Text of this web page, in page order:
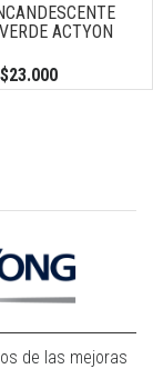
ACTYON
$23.000
de las mejoras